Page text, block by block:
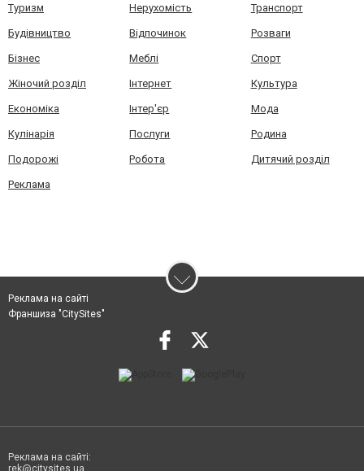
Туризм Нерухомість Транспорт
Будівництво Відпочинок Розваги
Бізнес Меблі Спорт
Жіночий розділ Інтернет Культура
Економіка Інтер'єр Мода
Кулінарія Послуги Родина
Подорожі Робота Дитячий розділ
Реклама
Реклама на сайті
Франшиза "CitySites"
Реклама на сайті:
rek@citysites.ua